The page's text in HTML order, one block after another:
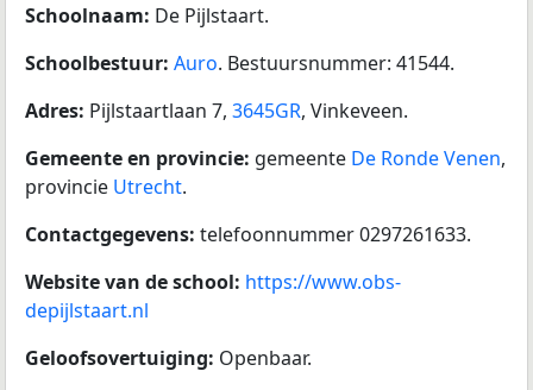
Schoolnaam: De Pijlstaart.
Schoolbestuur: Auro. Bestuursnummer: 41544.
Adres: Pijlstaartlaan 7, 3645GR, Vinkeveen.
Gemeente en provincie: gemeente De Ronde Venen,
provincie Utrecht.
Contactgegevens: telefoonnummer 0297261633.
Website van de school: https://www.obs-
depijlstaart.nl
Geloofsovertuiging: Openbaar.